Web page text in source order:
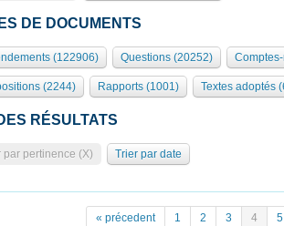
DE DOCUMENTS
(122906) Questions (20252)
(2244) Rapports (1001) Textes adoptés
RÉSULTATS
par pertinence (X) Trier par date
« précedent 1 2 3 4 5